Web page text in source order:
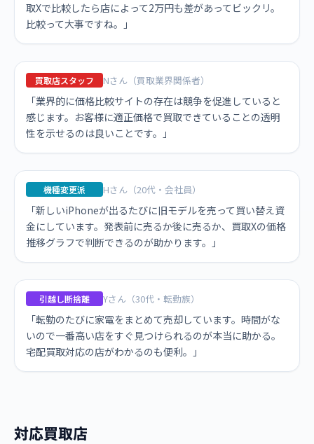
取Xで比較したら店によって2万円も差があってビックリ。
比較って大事ですね。」
買取店スタッフ Nさん（買取業界関係者）
「業界的に価格比較サイトの存在は競争を促進していると
感じます。お客様に適正価格で買取できていることの透明
性を示せるのは良いことです。」
機種変更派 Hさん（20代・会社員）
「新しいiPhoneが出るたびに旧モデルを売って買い替え資
金にしています。発表前に売るか後に売るか、買取Xの価格
推移グラフで判断できるのが助かります。」
引越し断捨離 Yさん（30代・転勤族）
「転勤のたびに家電をまとめて売却しています。時間がな
いので一番高い店をすぐ見つけられるのが本当に助かる。
宅配買取対応の店がわかるのも便利。」
対応買取店